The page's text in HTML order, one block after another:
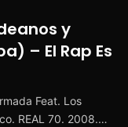
y
– El Rap Es
Feat. Los
REAL 70. 2008.…